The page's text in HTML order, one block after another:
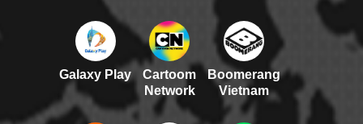
Galaxy Play
Cartoom
Network
Boomerang
Vietnam